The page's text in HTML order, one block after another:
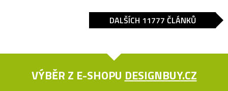
DALŠÍCH 11777 ČLÁNKŮ
VÝBĚR Z E-SHOPU DESIGNBUY.CZ